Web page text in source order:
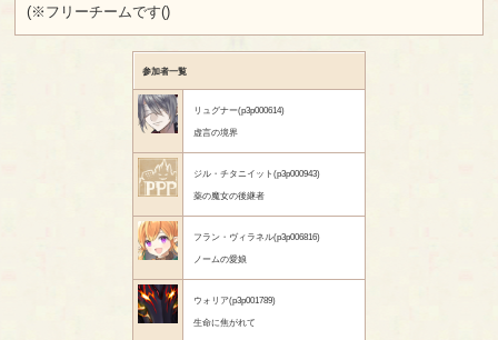
(※フリーチームです()
参加者一覧
リュグナー(p3p000614)
虚言の境界
ジル・チタニイット(p3p000943)
薬の魔女の後継者
フラン・ヴィラネル(p3p006816)
ノームの愛娘
ウォリア(p3p001789)
生命に焦がれて